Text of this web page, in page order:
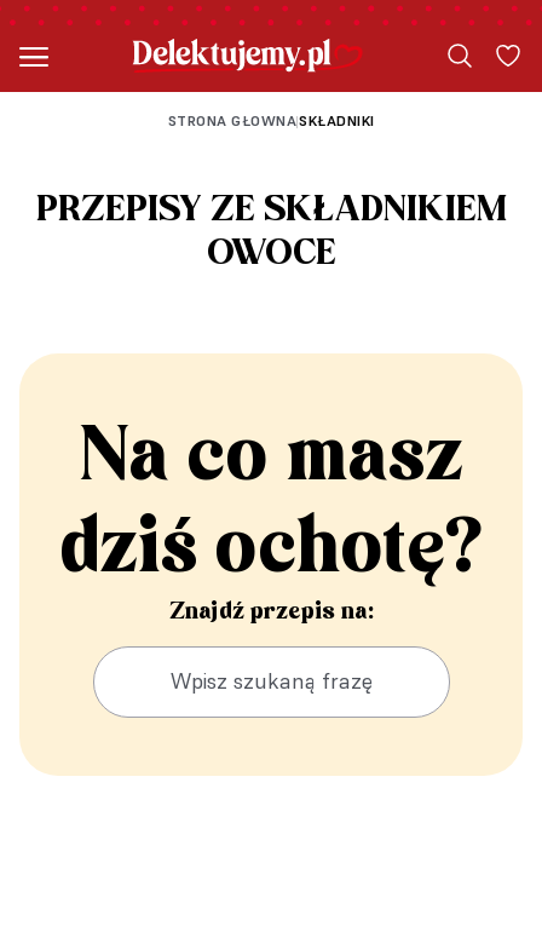
STRONA GŁOWNA|SKŁADNIKI
PRZEPISY ZE SKŁADNIKIEM
OWOCE
Na co masz
dziś ochotę?
Znajdź przepis na: